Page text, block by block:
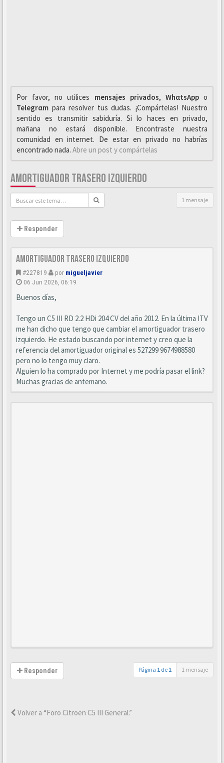
Por favor, no utilices mensajes privados, WhαtsAppo
Telegrαm para resolver tus dudas. ¡Compártelas! Nuestro
sentido es transmitir sabiduría. Si lo haces en privado,
mañana no estará disponible. Encontraste nuestra
comunidad en internet. De estar en privado no habrías
encontrado nada. Abre un post y compártelas
AMORTIGUADOR TRASERO IZQUIERDO
1 mensaje
Responder
Amortiguador trasero izquierdo
#227819 por migueljavier
06 Jun 2026, 06:19
Buenos días,
Tengo un C5 III RD 2.2 HDi 204 CV del año 2012. En la última ITV
me han dicho que tengo que cambiar el amortiguador trasero
izquierdo. He estado buscando por internet y creo que la
referencia del amortiguador original es 527299 9674988580
pero no lo tengo muy claro.
Alguien lo ha comprado por Internet y me podría pasar el link?
Muchas gracias de antemano.
Responder Página 1 de 1 1 mensaje
Volver a “Foro Citroën C5 III General.”